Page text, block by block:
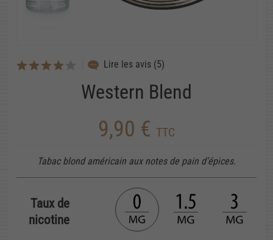
Lire les avis (5)
Western Blend
9,90 € TTC
Tabac blond américain aux notes de pain d’épices.
Taux de
nicotine